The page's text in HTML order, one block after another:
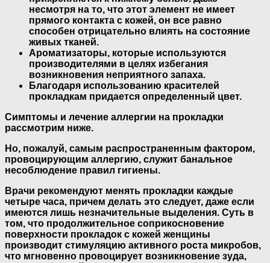
несмотря на то, что этот элемент не имеет
прямого контакта с кожей, он все равно
способен отрицательно влиять на состояние
живых тканей.
Ароматизаторы, которые используются
производителями в целях избегания
возникновения неприятного запаха.
Благодаря использованию красителей
прокладкам придается определенный цвет.
Симптомы и лечение аллергии на прокладки
рассмотрим ниже.
Но, пожалуй, самым распространенным фактором,
провоцирующим аллергию, служит банальное
несоблюдение правил гигиены.
Врачи рекомендуют менять прокладки каждые
четыре часа, причем делать это следует, даже если
имеются лишь незначительные выделения. Суть в
том, что продолжительное соприкосновение
поверхности прокладок с кожей женщины
производит стимуляцию активного роста микробов,
что мгновенно провоцирует возникновение зуда,